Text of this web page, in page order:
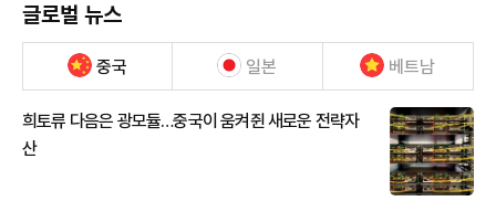
글로벌 뉴스
중국 일본 베트남
희토류 다음은 광모듈…중국이 움켜쥔 새로운 전략자
산